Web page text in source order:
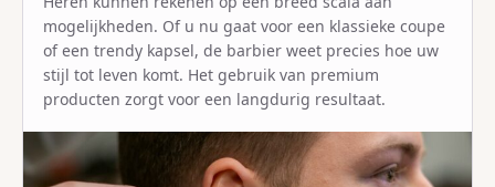
mogelijkheden. Of u nu gaat voor een klassieke coupe
of een trendy kapsel, de barbier weet precies hoe uw
stijl tot leven komt. Het gebruik van premium
producten zorgt voor een langdurig resultaat.